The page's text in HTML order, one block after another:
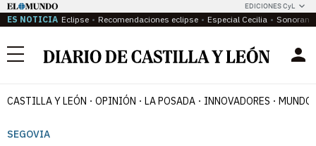
EDICIONES CyL
ES NOTICIA Eclipse Recomendaciones eclipse Especial Cecilia
Menú
CASTILLA Y LEÓN OPINIÓN LA POSADA INNOVADORES MUNDO
SEGOVIA